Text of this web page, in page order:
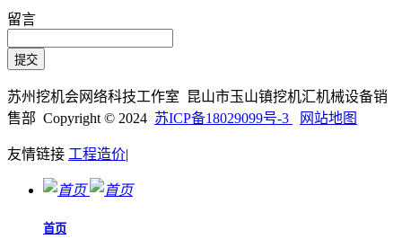
留言
苏州挖机会网络科技工作室 昆山市玉山镇挖机汇机械设备销
售部 Copyright © 2024 苏ICP备18029099号-3 网站地图
友情链接 工程造价|
首页